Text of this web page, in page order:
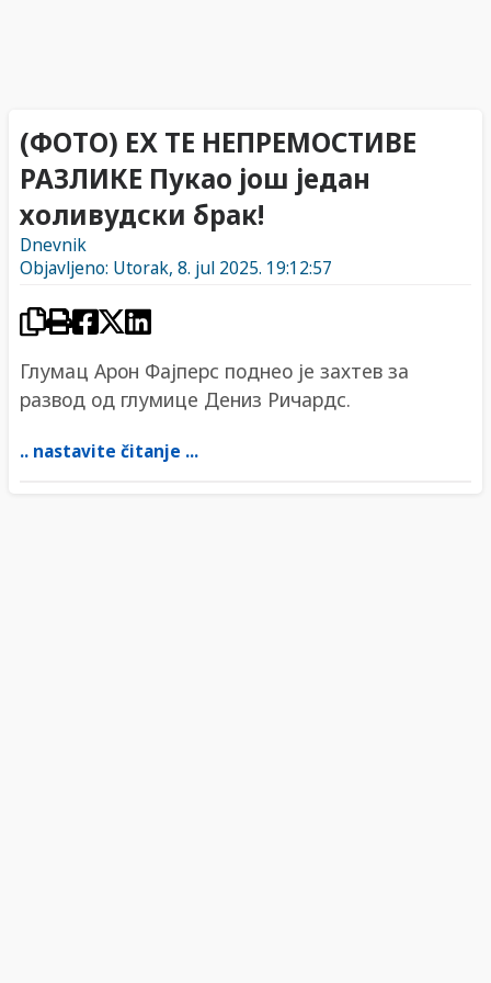
(ФОТО) ЕХ ТЕ НЕПРЕМОСТИВЕ
РАЗЛИКЕ Пукао још један
холивудски брак!
Dnevnik
Objavljeno: Utorak, 8. jul 2025. 19:12:57
Глумац Арон Фајперс поднео је захтев за
развод од глумице Дениз Ричардс.
.. nastavite čitanje ...